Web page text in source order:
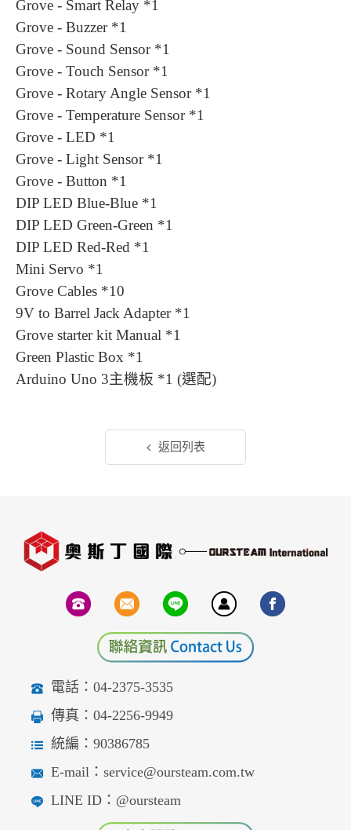
Grove - Smart Relay *1
Grove - Buzzer *1
Grove - Sound Sensor *1
Grove - Touch Sensor *1
Grove - Rotary Angle Sensor *1
Grove - Temperature Sensor *1
Grove - LED *1
Grove - Light Sensor *1
Grove - Button *1
DIP LED Blue-Blue *1
DIP LED Green-Green *1
DIP LED Red-Red *1
Mini Servo *1
Grove Cables *10
9V to Barrel Jack Adapter *1
Grove starter kit Manual *1
Green Plastic Box *1
Arduino Uno 3主機板 *1 (選配)
返回列表
電話：04-2375-3535
傳真：04-2256-9949
統編：90386785
E-mail：service@oursteam.com.tw
LINE ID：@oursteam